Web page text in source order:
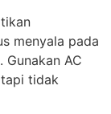
menyala pada
Gunakan AC
tidak